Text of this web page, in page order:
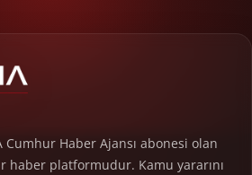
Cumhur Haber Ajansı abonesi olan
haber platformudur. Kamu yararını